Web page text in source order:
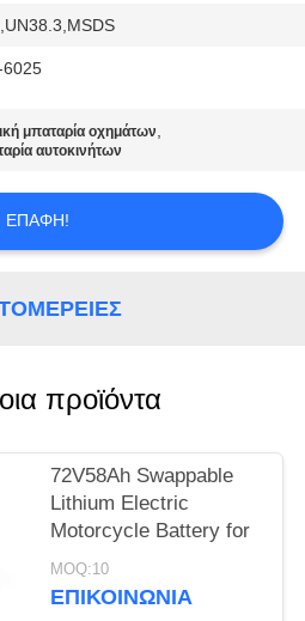
6025
μπαταρία οχημάτων,
αυτοκινήτων
ΕΠΑΦΉ!
προϊόντα
72V58Ah Swappable
Lithium Electric
Motorcycle Battery for
MOQ:10
ΕΠΙΚΟΙΝΩΝΊΑ